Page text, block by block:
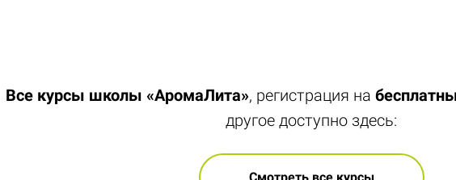
Все курсы школы «АромаЛита», регистрация на
другое доступно здесь: